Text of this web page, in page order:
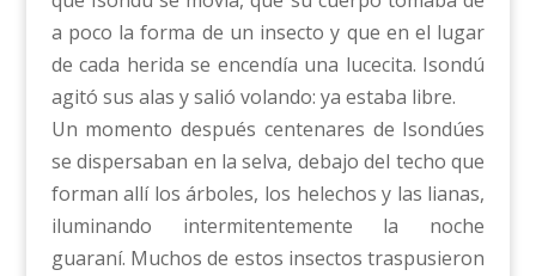
a poco la forma de un insecto y que en el lugar
de cada herida se encendía una lucecita. Isondú
agitó sus alas y salió volando: ya estaba libre.
Un momento después centenares de Isondúes
se dispersaban en la selva, debajo del techo que
forman allí los árboles, los helechos y las lianas,
iluminando intermitentemente la noche
guaraní. Muchos de estos insectos traspusieron